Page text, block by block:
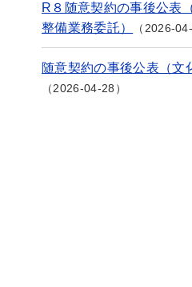
R８随意契約の事後公表
整備業務委託）
2026-
随意契約の事後公表（文
2026-04-28